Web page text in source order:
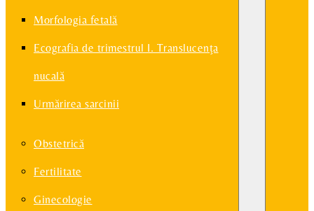
Morfologia fetală
Ecografia de trimestrul I. Translucenţa
nucală
Urmărirea sarcinii
Obstetrică
Fertilitate
Ginecologie